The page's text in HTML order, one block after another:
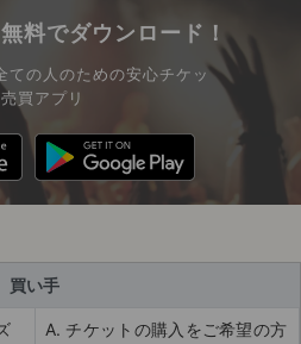
料でダウンロード！
ての人のための安心チケッ
売買アプリ
買い手
A. チケットの購入をご希望の方